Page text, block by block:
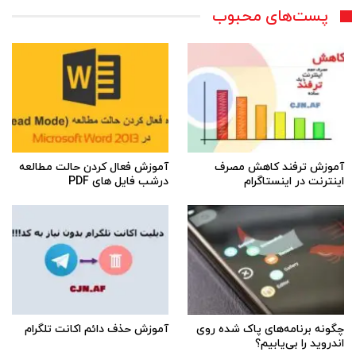
پست‌های محبوب
آموزش ترفند کاهش مصرف
اینترنت در اینستاگرام
آموزش فعال کردن حالت مطالعه
درشب فایل های PDF
چگونه برنامه‌های پاک شده روی
اندروید را بی‌یابیم؟
آموزش حذف دائم اکانت تلگرام